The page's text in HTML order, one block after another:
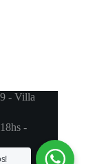
- Villa
-